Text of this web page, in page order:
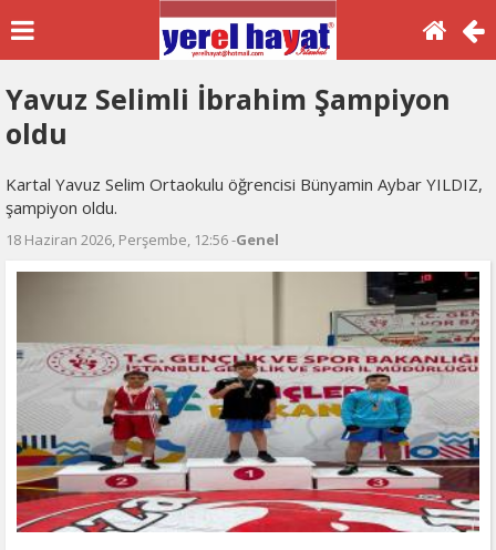
Yavuz Selimli İbrahim Şampiyon
oldu
Kartal Yavuz Selim Ortaokulu öğrencisi Bünyamin Aybar YILDIZ,
şampiyon oldu.
18 Haziran 2026, Perşembe, 12:56 -Genel